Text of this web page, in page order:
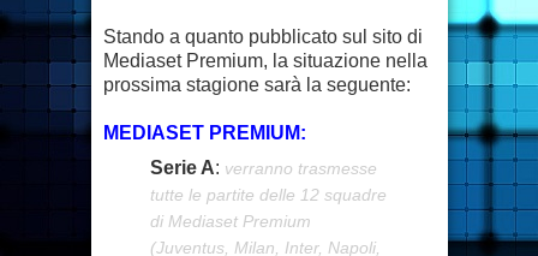
Stando a quanto pubblicato sul sito di
Mediaset Premium, la situazione nella
prossima stagione sarà la seguente:
MEDIASET PREMIUM:
Serie A: verranno trasmesse
tutte le partite delle 12 squadre
di Mediaset Premium
(Juventus, Milan, Inter, Napoli,